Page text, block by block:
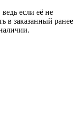
если её не
в заказанный ранее